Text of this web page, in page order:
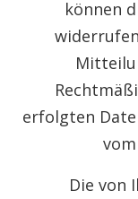
können
erfolgten
Die von